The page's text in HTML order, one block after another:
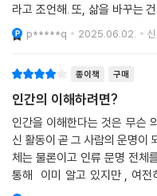
라고 조언해. 또, 삶을 바꾸는
지느냐’에 달려 있다고 해. 자
안도 큰
p*****q 2025.06.02.
종이책 구매
인간의 이해하려면?
인간을 이해한다는 것은 무슨
신 활동이 곧 그 사람의 운명이
체는 물론이고 인류 문명 전체
통해 이미 알고 있지만 , 여
은 우리가 그토록 인간을 제대